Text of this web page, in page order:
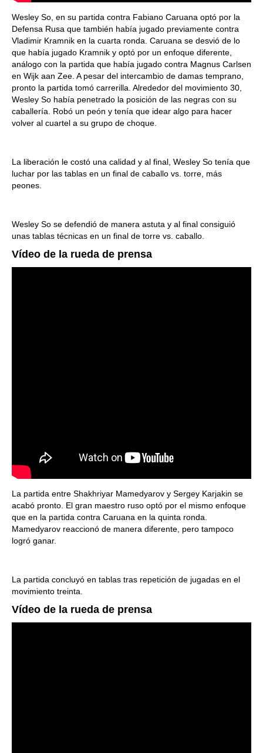
Wesley So, en su partida contra Fabiano Caruana optó por la
Defensa Rusa que también había jugado previamente contra
Vladimir Kramnik en la cuarta ronda. Caruana se desvió de lo
que había jugado Kramnik y optó por un enfoque diferente,
análogo con la partida que había jugado contra Magnus Carlsen
en Wijk aan Zee. A pesar del intercambio de damas temprano,
pronto la partida tomó carrerilla. Alrededor del movimiento 30,
Wesley So había penetrado la posición de las negras con su
caballería. Robó un peón y tenía que idear algo para hacer
volver al cuartel a su grupo de choque.
La liberación le costó una calidad y al final, Wesley So tenía que
luchar por las tablas en un final de caballo vs. torre, más
peones.
Wesley So se defendió de manera astuta y al final consiguió
unas tablas técnicas en un final de torre vs. caballo.
Vídeo de la rueda de prensa
La partida entre Shakhriyar Mamedyarov y Sergey Karjakin se
acabó pronto. El gran maestro ruso optó por el mismo enfoque
que en la partida contra Caruana en la quinta ronda.
Mamedyarov reaccionó de manera diferente, pero tampoco
logró ganar.
La partida concluyó en tablas tras repetición de jugadas en el
movimiento treinta.
Vídeo de la rueda de prensa